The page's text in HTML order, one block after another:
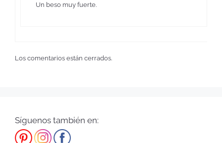
Un beso muy fuerte.
Los comentarios están cerrados.
Síguenos también en: